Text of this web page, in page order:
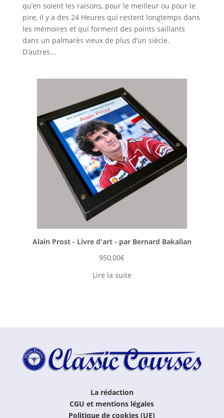
qu’en soient les raisons, pour le meilleur ou pour le
pire, il y a des 24 Heures qui restent longtemps dans
les mémoires et qui forment des points saillants
dans un palmarès vieux de plus d’un siècle.
D’autres...
Alain Prost - Livre d'art - par Bernard Bakalian
950,00€
Lire la suite
La rédaction
CGU et mentions légales
Politique de cookies (UE)